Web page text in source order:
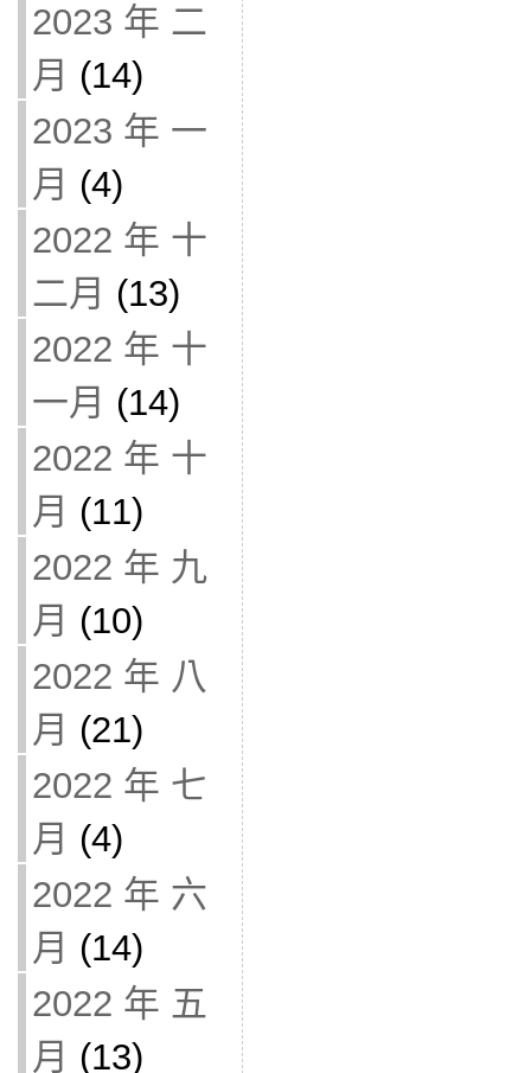
2023 年 二
月 (14)
2023 年 一
月 (4)
2022 年 十
二月 (13)
2022 年 十
一月 (14)
2022 年 十
月 (11)
2022 年 九
月 (10)
2022 年 八
月 (21)
2022 年 七
月 (4)
2022 年 六
月 (14)
2022 年 五
月 (13)